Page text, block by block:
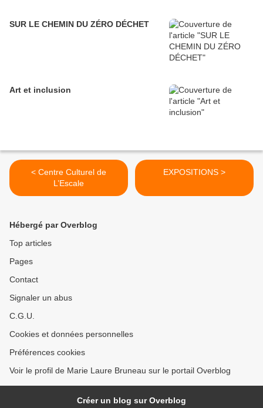
SUR LE CHEMIN DU ZÉRO DÉCHET
Art et inclusion
< Centre Culturel de
L’Escale
EXPOSITIONS >
Hébergé par Overblog
Top articles
Pages
Contact
Signaler un abus
C.G.U.
Cookies et données personnelles
Préférences cookies
Voir le profil de Marie Laure Bruneau sur le portail Overblog
Créer un blog sur Overblog